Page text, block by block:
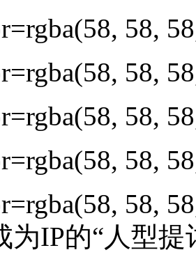
58,
58,
58,
58,
58,
为IP的“人型提